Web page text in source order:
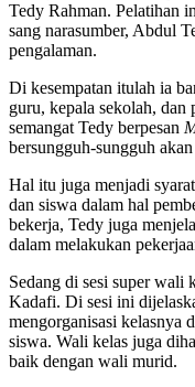
Tedy Rahman. Pelatihan
sang narasumber, Abdul
pengalaman.
Di kesempatan itulah ia
guru, kepala sekolah,
semangat Tedy berpesan
bersungguh-sungguh
Hal itu juga menjadi
dan siswa dalam hal
bekerja, Tedy juga
dalam melakukan
Sedang di sesi super wali
Kadafi. Di sesi ini
mengorganisasi kelasnya
siswa. Wali kelas juga
baik dengan wali murid.